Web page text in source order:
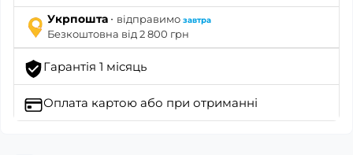
Укрпошта · відправимо завтра
Безкоштовна від 2 800 грн
Гарантія 1 місяць
Оплата картою або при отриманні